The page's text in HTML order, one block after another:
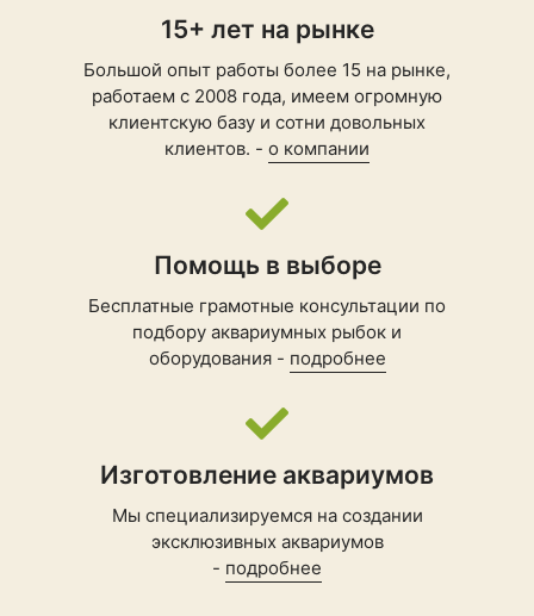
15+ лет на рынке
Большой опыт работы более 15 на рынке,
работаем с 2008 года, имеем огромную
клиентскую базу и сотни довольных
клиентов. - о компании
Помощь в выборе
Бесплатные грамотные консультации по
подбору аквариумных рыбок и
оборудования - подробнее
Изготовление аквариумов
Мы специализируемся на создании
эксклюзивных аквариумов
- подробнее